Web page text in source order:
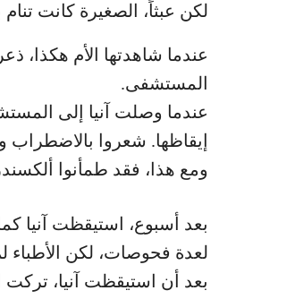
لكن عبثاً، الصغيرة كانت
عندما شاهدتها الأم هكذا،
المستشفى.
عندما وصلت آنيا إلى
إيقاظها. شعروا بالاضطراب
ومع هذا، فقد طمأنوا
بعد أسبوع، استيقظت آنيا
لعدة فحوصات، لكن
بعد أن استيقظت آنيا،